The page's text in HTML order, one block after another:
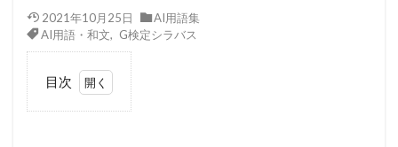
2021年10月25日
AI用語集
AI用語・和文
G検定シラバス
目次